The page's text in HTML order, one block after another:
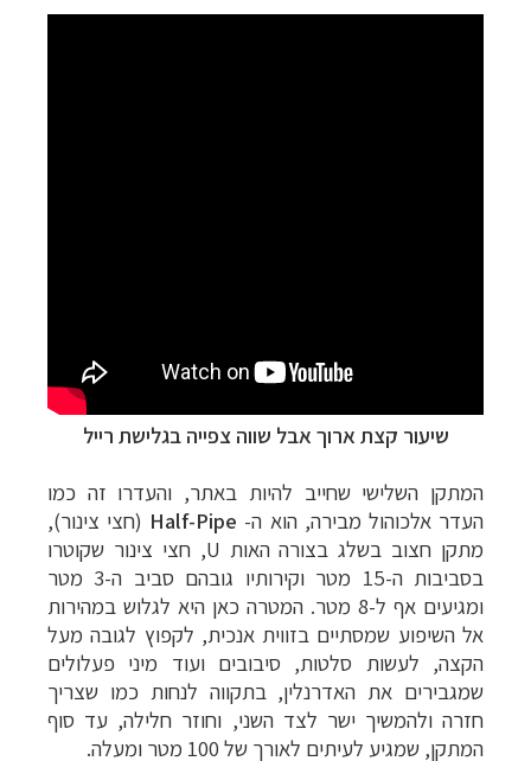
שיעור קצת ארוך אבל שווה צפייה בגלישת רייל
המתקן השלישי שחייב להיות באתר, והעדרו זה כמו
העדר אלכוהול מבירה, הוא ה- Half-Pipe (חצי צינור),
מתקן חצוב בשלג בצורה האות U, חצי צינור שקוטרו
בסביבות ה-15 מטר וקירותיו גובהם סביב ה-3 מטר
ומגיעים אף ל-8 מטר. המטרה כאן היא לגלוש במהירות
אל השיפוע שמסתיים בזווית אנכית, לקפוץ לגובה מעל
הקצה, לעשות סלטות, סיבובים ועוד מיני פעלולים
שמגבירים את האדרנלין, בתקווה לנחות כמו שצריך
חזרה ולהמשיך ישר לצד השני, וחוזר חלילה, עד סוף
המתקן, שמגיע לעיתים לאורך של 100 מטר ומעלה.